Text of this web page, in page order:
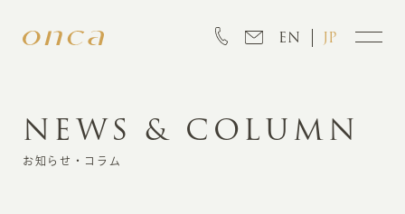
EN JP
INFORMATION
NEWS & COLUMN
お知らせ・コラム